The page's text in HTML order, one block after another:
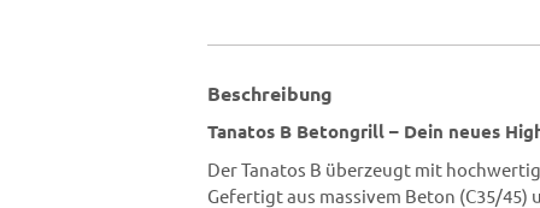
Beschreibung
Tanatos B Betongrill – Dein neues
Der Tanatos B überzeugt mit
Gefertigt aus massivem Beton (C35/